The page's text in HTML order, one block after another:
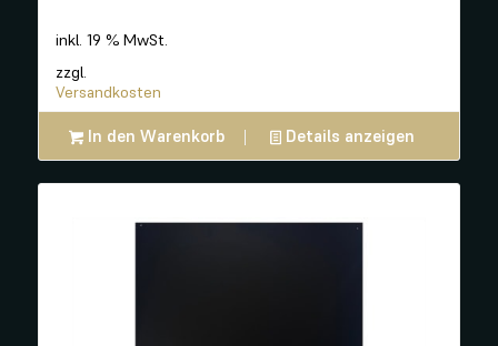
inkl. 19 % MwSt.
zzgl.
Versandkosten
In den Warenkorb Details anzeigen